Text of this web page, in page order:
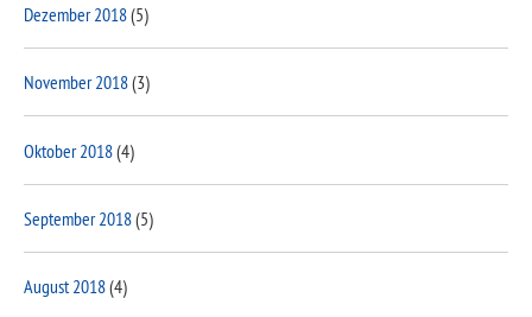
Dezember 2018(5)
November 2018(3)
Oktober 2018(4)
September 2018(5)
August 2018(4)